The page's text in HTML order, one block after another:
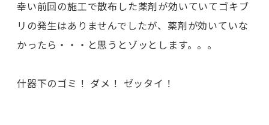
幸い前回の施工で散布した薬剤が効いていてゴキブ
リの発生はありませんでしたが、薬剤が効いていな
かったら・・・と思うとゾッとします。。。
什器下のゴミ！ ダメ！ ゼッタイ！